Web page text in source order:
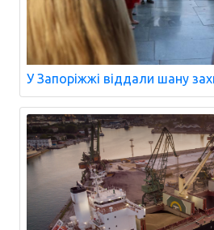
У Запоріжжі віддали шану